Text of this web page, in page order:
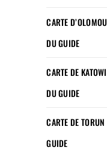
CARTE
DU GUIDE
CARTE DE
DU GUIDE
CARTE DE
GUIDE